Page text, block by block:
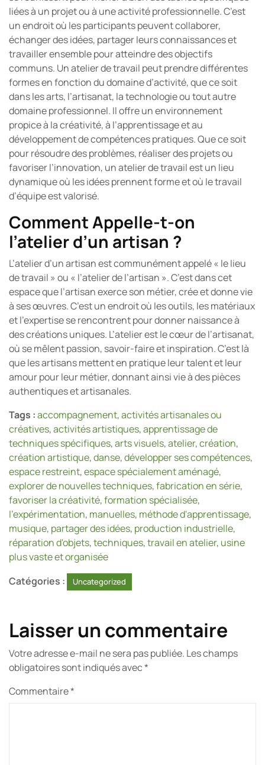
liées à un projet ou à une activité professionnelle. C’est
un endroit où les participants peuvent collaborer,
échanger des idées, partager leurs connaissances et
travailler ensemble pour atteindre des objectifs
communs. Un atelier de travail peut prendre différentes
formes en fonction du domaine d’activité, que ce soit
dans les arts, l’artisanat, la technologie ou tout autre
domaine professionnel. Il offre un environnement
propice à la créativité, à l’apprentissage et au
développement de compétences pratiques. Que ce soit
pour résoudre des problèmes, réaliser des projets ou
favoriser l’innovation, un atelier de travail est un lieu
dynamique où les idées prennent forme et où le travail
d’équipe est valorisé.
Comment Appelle-t-on
l’atelier d’un artisan ?
L’atelier d’un artisan est communément appelé « le lieu
de travail » ou « l’atelier de l’artisan ». C’est dans cet
espace que l’artisan exerce son métier, crée et donne vie
à ses œuvres. C’est un endroit où les outils, les matériaux
et l’expertise se rencontrent pour donner naissance à
des créations uniques. L’atelier est le cœur de l’artisanat,
où se mêlent passion, savoir-faire et inspiration. C’est là
que les artisans mettent en pratique leur talent et leur
amour pour leur métier, donnant ainsi vie à des pièces
authentiques et artisanales.
Tags :accompagnement,activités artisanales ou
créatives,activités artistiques,apprentissage de
techniques spécifiques,arts visuels,atelier,création,
création artistique,danse,développer ses compétences,
espace restreint,espace spécialement aménagé,
explorer de nouvelles techniques,fabrication en série,
favoriser la créativité,formation spécialisée,
l'expérimentation, manuelles, méthode d'apprentissage,
musique, partager des idées, production industrielle,
réparation d'objets,techniques,travail en atelier, usine
plus vaste et organisée
Catégories :
Uncategorized
Laisser un commentaire
Votre adresse e-mail ne sera pas publiée. Les champs
obligatoires sont indiqués avec*
Commentaire*